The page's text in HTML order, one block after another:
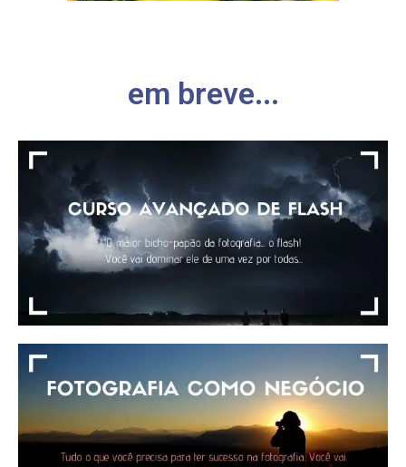
em breve...